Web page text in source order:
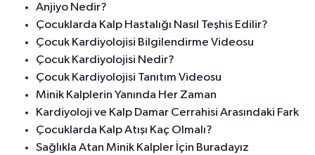
Anjiyo Nedir?
Çocuklarda Kalp Hastalığı Nasıl Teşhis Edilir?
Çocuk Kardiyolojisi Bilgilendirme Videosu
Çocuk Kardiyolojisi Nedir?
Çocuk Kardiyolojisi Tanıtım Videosu
Minik Kalplerin Yanında Her Zaman
Kardiyoloji ve Kalp Damar Cerrahisi Arasındaki Fark
Çocuklarda Kalp Atışı Kaç Olmalı?
Sağlıkla Atan Minik Kalpler İçin Buradayız